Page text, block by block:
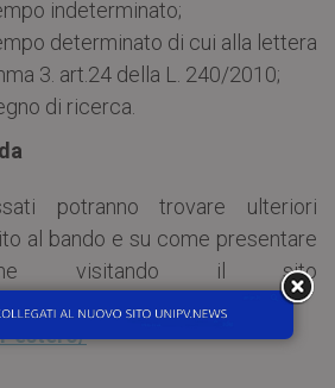
indeterminato;
determinato di cui alla lettera
3. art.24 della L. 240/2010;
di ricerca.
potranno trovare ulteriori
al bando e su come presentare
visitando il sito
it/erasmus-plus-
estero/